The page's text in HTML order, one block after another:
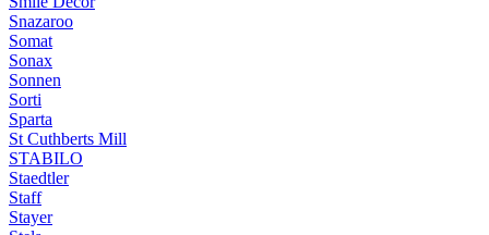
Snazaroo
Somat
Sonax
Sonnen
Sorti
Sparta
St Cuthberts Mill
STABILO
Staedtler
Staff
Stayer